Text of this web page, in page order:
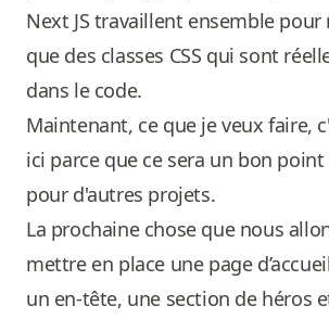
Next JS travaillent ensemble
que des classes CSS qui sont
dans le code.
Maintenant, ce que je veux faire,
ici parce que ce sera un bon
pour d'autres projets.
La prochaine chose que nous
mettre en place une page
un en-tête, une section de héros